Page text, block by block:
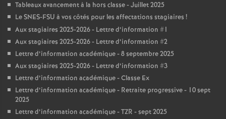
Tableaux avancement à la hors classe - Juillet 2025
Le SNES-FSU à vos côtés pour les affectations stagiaires !
Aux stagiaires 2025-2026 - Lettre d’information #1
Aux stagiaires 2025-2026 - Lettre d’information #2
Lettre d’information académique - 8 septembre 2025
Aux stagiaires 2025-2026 - Lettre d’information #3
Lettre d’information académique - Classe Ex
Lettre d’information académique - Retraite progressive - 10 sept
2025
Lettre d’information académique - TZR - sept 2025